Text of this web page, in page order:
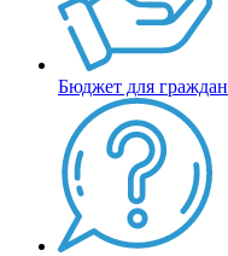
Бюджет для граждан